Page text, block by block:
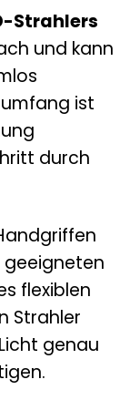
Strahlers
und kann
ist
durch
flexiblen
Strahler
genau